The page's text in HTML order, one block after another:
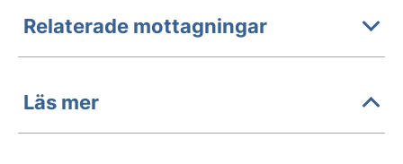
Relaterade mottagningar
Läs mer